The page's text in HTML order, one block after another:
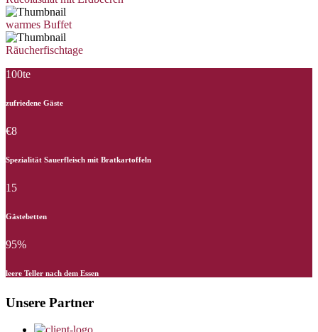
warmes Buffet
Räucherfischtage
100te
zufriedene Gäste
€8
Spezialität Sauerfleisch mit Bratkartoffeln
15
Gästebetten
95%
leere Teller nach dem Essen
Unsere Partner